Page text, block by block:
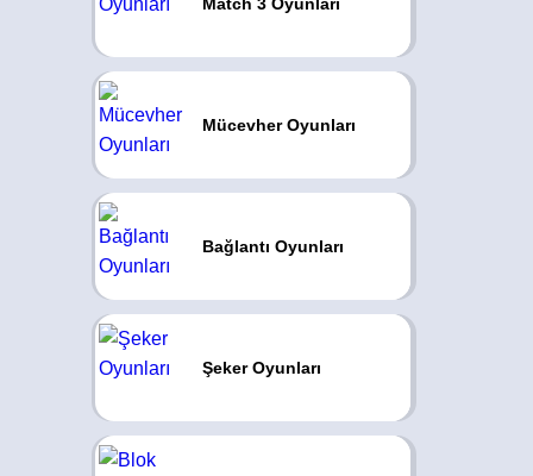
Mücevher Oyunları
Bağlantı Oyunları
Şeker Oyunları